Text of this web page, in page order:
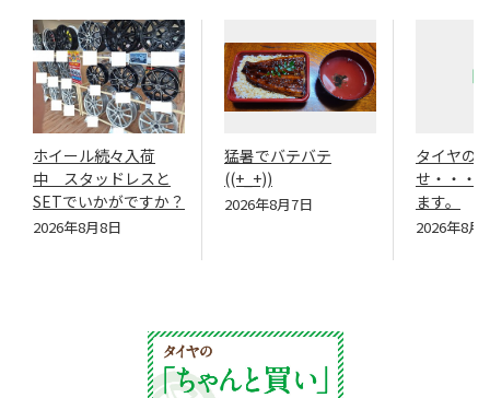
ホイール続々入荷
中 スタッドレスと
SETでいかがですか？
2026年8月8日
猛暑でバテバテ
((+_+))
2026年8月7日
タイヤの
せ・・・
ます。
2026年8月